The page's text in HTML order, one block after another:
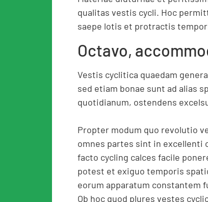
qualitas vestis cycli. Hoc
saepe lotis et protractis
Octavo,
Vestis cyclitica quaedam
sed etiam bonae sunt ad alias
quotidianum, ostendens
Propter modum quo revolutio
omnes partes sint in excellenti
facto cycling calces facile
potest et exiguo temporis
eorum apparatum constantem
Ob hoc quod plures vestes